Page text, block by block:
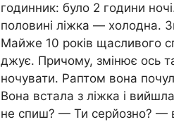
годинник: було 2 години
половині ліжка — холодна.
Майже 10 років щасливого
джує. Причому, змінює ось
ночувати. Раптом вона
Вона встала з ліжка і
не спиш? — Ти серйозно? —